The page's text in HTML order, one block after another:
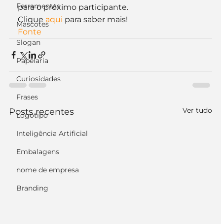
Ferramentas
Mascotes
Slogan
Papelaria
Curiosidades
Frases
Logotipo
Inteligência Artificial
Embalagens
nome de empresa
Branding
para o próximo participante.
Clique aqui para saber mais!
Fonte
Posts recentes Ver tudo